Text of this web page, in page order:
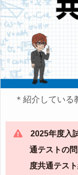
＊紹介してい
2025年度入
通テストの
度共通テス